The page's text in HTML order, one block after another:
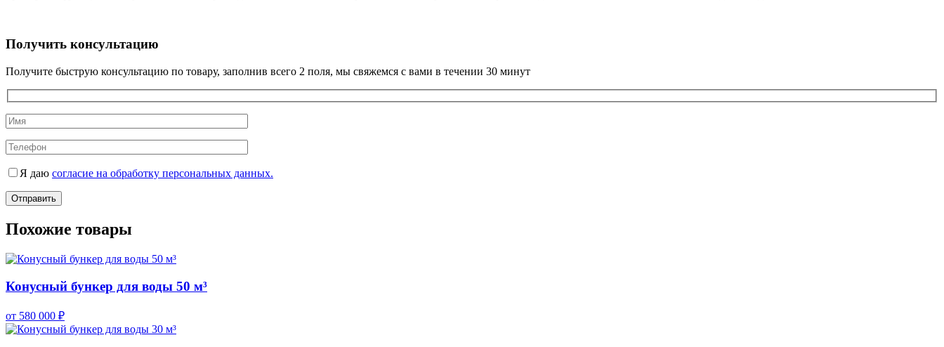
Получить консультацию
Получите быструю консультацию по товару, заполнив всего 2 поля, мы свяжемся с вами в течении 30 минут
Я даю согласие на обработку персональных данных.
Похожие товары
Конусный бункер для воды 50 м³
от 580 000 ₽